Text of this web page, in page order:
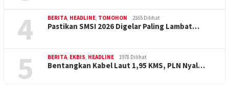
4 BERITA, HEADLINE, TOMOHON 2165 Dilihat
Pastikan SMSI 2026 Digelar Paling Lambat…
5 BERITA, EKBIS, HEADLINE 1978 Dilihat
Bentangkan Kabel Laut 1,95 KMS, PLN Nyal…